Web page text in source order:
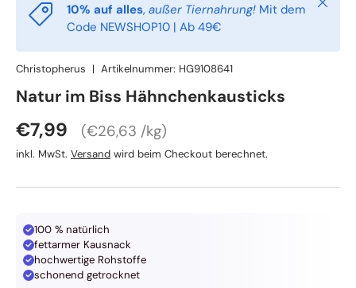
10% auf alles, außer Tiernahrung! Mit dem
Code NEWSHOP10 | Ab 49€
Christopherus | Artikelnummer: HG9108641
Christopherus
Natur im Biss Hähnchenkausticks
Normaler Preis
€7,99 Grundpreis
€26,63 /kg
inkl. MwSt. Versand wird beim Checkout berechnet.
100 % natürlich
fettarmer Kausnack
hochwertige Rohstoffe
schonend getrocknet